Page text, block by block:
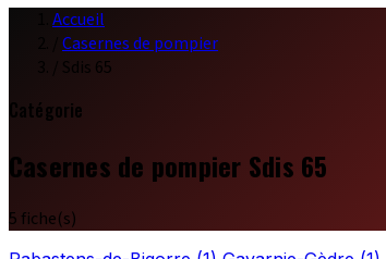
Accueil
Casernes de pompier
Sdis 65
Catégorie
Casernes de pompier Sdis 65
5 fiche(s)